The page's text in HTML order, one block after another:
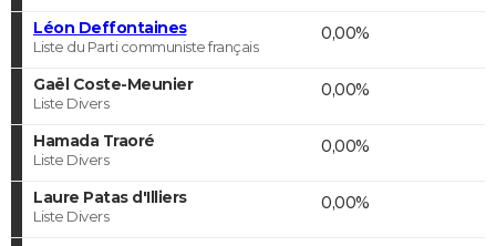
Léon Deffontaines
Liste du Parti communiste français
0,00%
Gaël Coste-Meunier
Liste Divers
0,00%
Hamada Traoré
Liste Divers
0,00%
Laure Patas d'Illiers
Liste Divers
0,00%